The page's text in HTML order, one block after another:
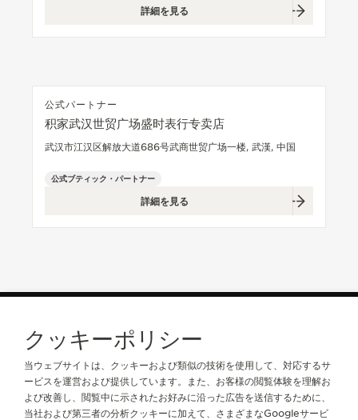
イベントの一覧はこちら
詳細を見る
公式パートナー
积家武汉世贸广场盛时表行专卖店
武汉市江汉区解放大道686号武商世贸广场一楼, 武漢, 中国
公式ブティック・パートナー
詳細を見る
ブティックのご検索はこちら ブティック全店舗一覧
ジャガー・ルクルトについて
クッキーポリシー
当ウェブサイトは、クッキーおよび類似の技術を使用して、対応するサ
ービスを運営および提供しています。また、お客様の閲覧体験を理解お
よび改善し、閲覧中に示されたお好みに沿った広告を送信するために、
当社および第三者の分析クッキーに加えて、さまざまなGoogleサービ